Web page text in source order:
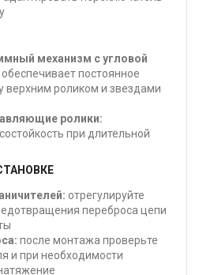
механизм с угловой
обеспечивает постоянное
верхним роликом и звездами
ролики:
при длительной
отрегулируйте
переброса цепи
после монтажа проверьте
и при необходимости